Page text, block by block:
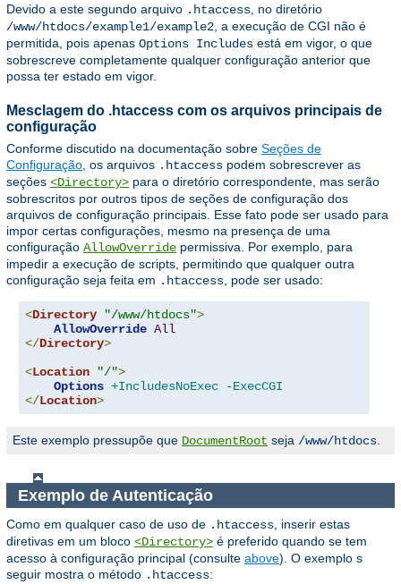
Devido a este segundo arquivo .htaccess , no diretório
/www/htdocs/example1/example2 , a execução de CGI não é
permitida, pois apenas Options Includes está em vigor, o que
sobrescreve completamente qualquer configuração anterior que
possa ter estado em vigor.
Mesclagem do .htaccess com os arquivos principais de
configuração
Conforme discutido na documentação sobre Seções de
Configuração , os arquivos .htaccess podem sobrescrever as
seções <Directory> para o diretório correspondente, mas serão
sobrescritos por outros tipos de seções de configuração dos
arquivos de configuração principais. Esse fato pode ser usado para
impor certas configurações, mesmo na presença de uma
configuração AllowOverride permissiva. Por exemplo, para
impedir a execução de scripts, permitindo que qualquer outra
configuração seja feita em .htaccess , pode ser usado:
<Directory "/www/htdocs">
AllowOverride All
</Directory>
<Location "/">
Options +IncludesNoExec
-ExecCGI
</Location>
Este exemplo pressupõe que DocumentRoot seja /www/htdocs
Exemplo de Autenticação
Como em qualquer caso de uso de .htaccess , inserir estas
diretivas em um bloco <Directory> é preferido quando se tem
acesso à configuração principal (consulte above). O exemplo s
seguir mostra o método .htaccess: